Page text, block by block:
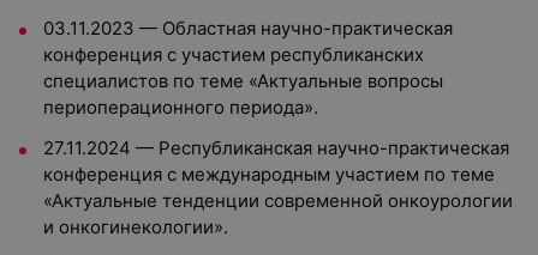
03.11.2023 — Областная научно-практическая
конференция с участием республиканских
специалистов по теме «Актуальные вопросы
периоперационного периода».
27.11.2024 — Республиканская научно-практическая
конференция с международным участием по теме
«Актуальные тенденции современной онкоурологии
и онкогинекологии».